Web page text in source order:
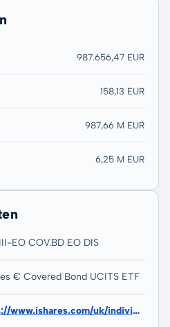
987.656,47 EUR
158,13 EUR
987,66 M EUR
6,25 M EUR
EO COV.BD EO DIS
€ Covered Bond UCITS ETF
https://www.ishares.com/uk/individual/en/products/251842/ishares-euro-covered-bond-ucits-etf